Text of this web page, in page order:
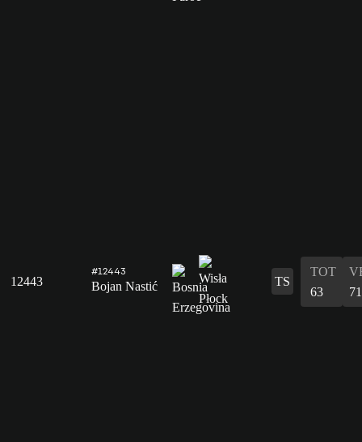
12443
#12443
Bojan Nastić TS
TOT
63
71